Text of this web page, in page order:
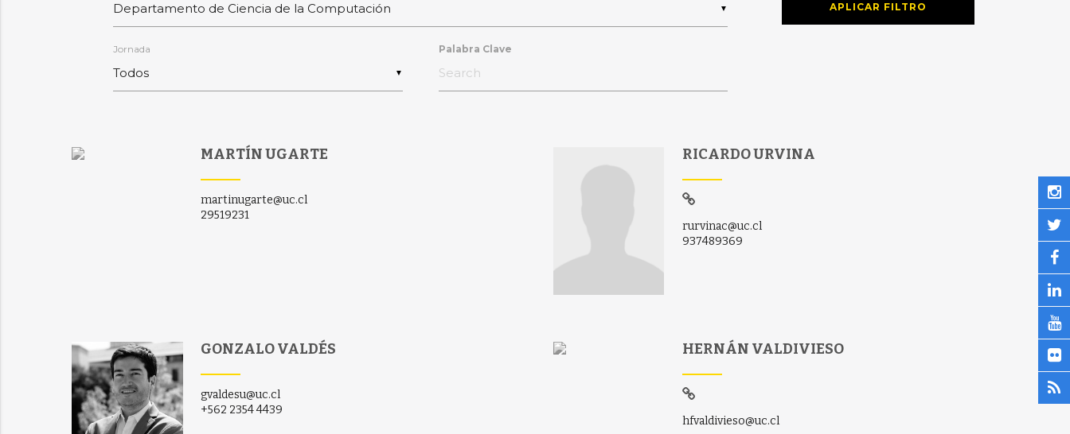
▼
Jornada
▼
Palabra Clave
APLICAR FILTRO
MARTÍN UGARTE
martinugarte@uc.cl
29519231
RICARDO URVINA
rurvinac@uc.cl
937489369
GONZALO VALDÉS
gvaldesu@uc.cl
+562 2354 4439
HERNÁN VALDIVIESO
hfvaldivieso@uc.cl